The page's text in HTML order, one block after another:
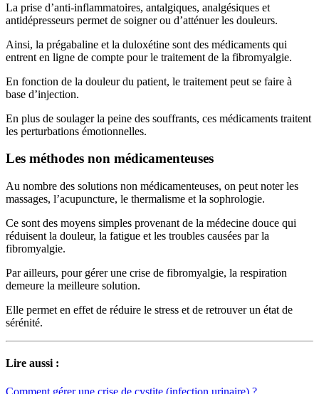
La prise d’anti-inflammatoires, antalgiques, analgésiques et
antidépresseurs permet de soigner ou d’atténuer les douleurs.
Ainsi, la prégabaline et la duloxétine sont des médicaments qui
entrent en ligne de compte pour le traitement de la fibromyalgie.
En fonction de la douleur du patient, le traitement peut se faire à
base d’injection.
En plus de soulager la peine des souffrants, ces médicaments traitent
les perturbations émotionnelles.
Les méthodes non médicamenteuses
Au nombre des solutions non médicamenteuses, on peut noter les
massages, l’acupuncture, le thermalisme et la sophrologie.
Ce sont des moyens simples provenant de la médecine douce qui
réduisent la douleur, la fatigue et les troubles causées par la
fibromyalgie.
Par ailleurs, pour gérer une crise de fibromyalgie, la respiration
demeure la meilleure solution.
Elle permet en effet de réduire le stress et de retrouver un état de
sérénité.
Lire aussi :
Comment gérer une crise de cystite (infection urinaire) ?